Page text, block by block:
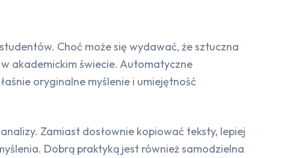
Choć może się wydawać, że sztuczna
akademickim świecie. Automatyczne
oryginalne myślenie i umiejętność
Zamiast dosłownie kopiować teksty, lepiej
Dobrą praktyką jest również samodzielna